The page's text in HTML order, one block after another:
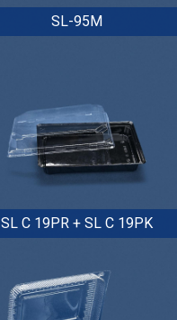
SL-95M
SL C 19PR + SL C 19PK